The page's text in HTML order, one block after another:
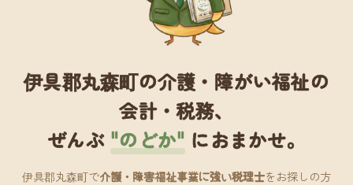
伊具郡丸森町の介護・障がい福祉の
会計・税務、
ぜんぶ "のどか" におまかせ。
伊具郡丸森町で介護・障害福祉事業に強い税理士をお探しの方